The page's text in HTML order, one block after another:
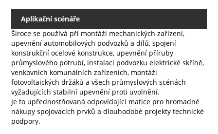
Aplikační scénáře
Široce se používá při montáži mechanických zařízení,
upevnění automobilových podvozků a dílů, spojení
konstrukční ocelové konstrukce, upevnění příruby
průmyslového potrubí, instalaci podvozku elektrické skříně,
venkovních komunálních zařízeních, montáži
fotovoltaických držáků a všech průmyslových scénách
vyžadujících stabilní upevnění proti uvolnění.
Je to upřednostňovaná odpovídající matice pro hromadné
nákupy spojovacích prvků a dlouhodobé projekty technické
podpory.